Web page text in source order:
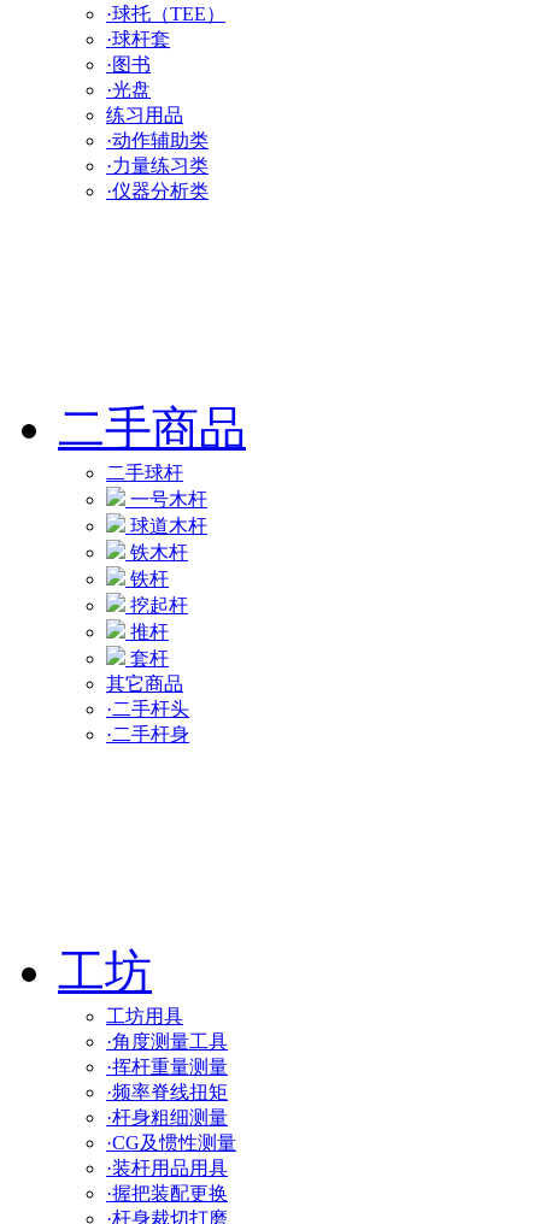
·球托（TEE）
·球杆套
·图书
·光盘
练习用品
·动作辅助类
·力量练习类
·仪器分析类
二手商品
二手球杆
一号木杆
球道木杆
铁木杆
铁杆
挖起杆
推杆
套杆
其它商品
·二手杆头
·二手杆身
工坊
工坊用具
·角度测量工具
·挥杆重量测量
·频率脊线扭矩
·杆身粗细测量
·CG及惯性测量
·装杆用品用具
·握把装配更换
·杆身裁切打磨